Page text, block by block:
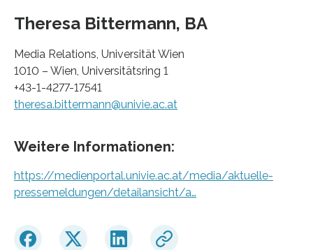
Theresa Bittermann, BA
Media Relations, Universität Wien
1010 – Wien, Universitätsring 1
+43-1-4277-17541
theresa.bittermann@univie.ac.at
Weitere Informationen:
https://medienportal.univie.ac.at/media/aktuelle-
pressemeldungen/detailansicht/a…